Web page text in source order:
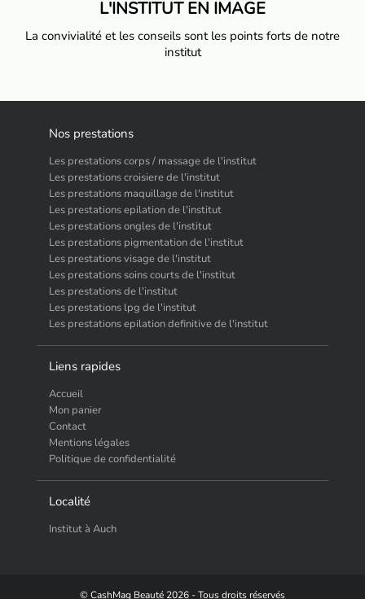
L'INSTITUT EN IMAGE
La convivialité et les conseils sont les points forts de notre
institut
Nos prestations
Les prestations corps / massage de l'institut
Les prestations croisiere de l'institut
Les prestations maquillage de l'institut
Les prestations epilation de l'institut
Les prestations ongles de l'institut
Les prestations pigmentation de l'institut
Les prestations visage de l'institut
Les prestations soins courts de l'institut
Les prestations de l'institut
Les prestations lpg de l'institut
Les prestations epilation definitive de l'institut
Liens rapides
Accueil
Mon panier
Contact
Mentions légales
Politique de confidentialité
Localité
Institut à Auch
© CashMag Beauté 2026 - Tous droits réservés